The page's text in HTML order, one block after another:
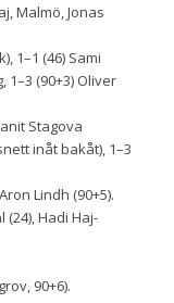
Malmö, Jonas
1–1 (46) Sami
1–3 (90+3) Oliver
Stagova
inåt bakåt), 1–3
Lindh (90+5).
(24), Hadi Haj-
90+6).